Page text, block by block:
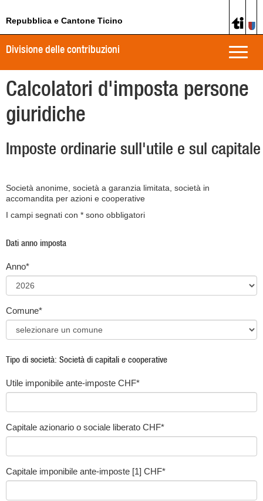
Repubblica e Cantone Ticino
Toggle
Divisione delle contribuzioni
Calcolatori d'imposta persone
giuridiche
Imposte ordinarie sull'utile e sul capitale
Società anonime, società a garanzia limitata, società in
accomandita per azioni e cooperative
I campi segnati con * sono obbligatori
Dati anno imposta
Anno*
Comune*
Tipo di società: Società di capitali e cooperative
Utile imponibile ante-imposte CHF*
Capitale azionario o sociale liberato CHF*
Capitale imponibile ante-imposte [1] CHF*